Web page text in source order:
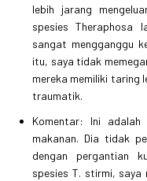
lebih jarang
spesies Theraphosa
sangat mengganggu
itu, saya tidak
mereka memiliki taring
traumatik.
Komentar: Ini
makanan. Dia tidak
dengan pergantian
spesies T. stirmi, saya